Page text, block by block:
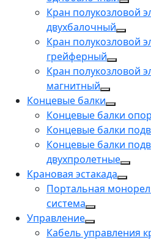
Кран полукозловой
двухбалочный
Кран полукозловой
грейферный
Кран полукозловой
магнитный
Концевые балки
Концевые балки
Концевые балки
Концевые балки
двухпролетные
Крановая эстакада
Портальная
система
Управление
Кабель управления